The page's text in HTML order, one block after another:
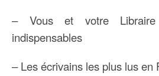
– Vous et votre
indispensables
– Les écrivains les plus lus en